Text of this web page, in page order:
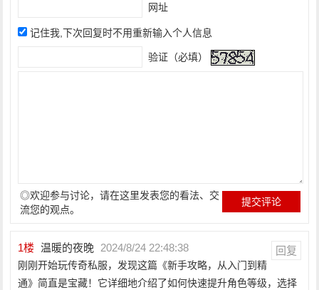
网址
记住我,下次回复时不用重新输入个人信息
验证（必填）
◎欢迎参与讨论，请在这里发表您的看法、交
流您的观点。
1楼 温暖的夜晚 2024/8/24 22:48:38 回复
刚刚开始玩传奇私服，发现这篇《新手攻略，从入门到精
通》简直是宝藏！它详细地介绍了如何快速提升角色等级，选择